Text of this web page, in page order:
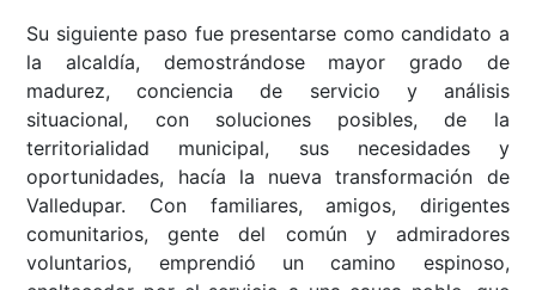
Su siguiente paso fue presentarse como candidato a
la alcaldía, demostrándose mayor grado de
madurez, conciencia de servicio y análisis
situacional, con soluciones posibles, de la
territorialidad municipal, sus necesidades y
oportunidades, hacía la nueva transformación de
Valledupar. Con familiares, amigos, dirigentes
comunitarios, gente del común y admiradores
voluntarios, emprendió un camino espinoso,